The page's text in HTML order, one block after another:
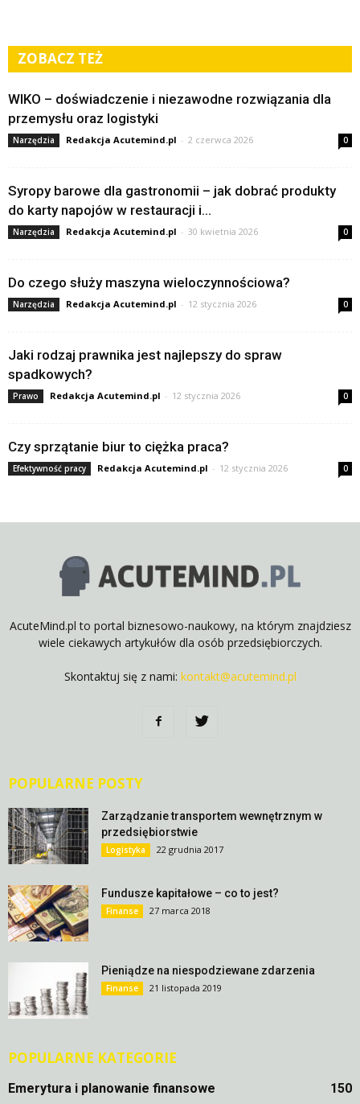
ZOBACZ TEŻ
WIKO – doświadczenie i niezawodne rozwiązania dla
przemysłu oraz logistyki
Narzędzia Redakcja Acutemind.pl - 2 czerwca 2026 0
Syropy barowe dla gastronomii – jak dobrać produkty
do karty napojów w restauracji i...
Narzędzia Redakcja Acutemind.pl - 30 kwietnia 2026 0
Do czego służy maszyna wieloczynnościowa?
Narzędzia Redakcja Acutemind.pl - 12 stycznia 2026 0
Jaki rodzaj prawnika jest najlepszy do spraw
spadkowych?
Prawo Redakcja Acutemind.pl - 12 stycznia 2026 0
Czy sprzątanie biur to ciężka praca?
Efektywność pracy Redakcja Acutemind.pl - 12 stycznia 2026 0
AcuteMind.pl to portal biznesowo-naukowy, na którym znajdziesz
wiele ciekawych artykułów dla osób przedsiębiorczych.
Skontaktuj się z nami: kontakt@acutemind.pl
POPULARNE POSTY
Zarządzanie transportem wewnętrznym w
przedsiębiorstwie
Logistyka 22 grudnia 2017
Fundusze kapitałowe – co to jest?
Finanse 27 marca 2018
Pieniądze na niespodziewane zdarzenia
Finanse 21 listopada 2019
POPULARNE KATEGORIE
Emerytura i planowanie finansowe 150